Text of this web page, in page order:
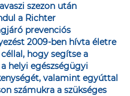
szezon után
a Richter
prevenciós
2009-ben hívta életre
hogy segítse a
helyi egészségügyi
valamint egyúttal
számukra a szükséges